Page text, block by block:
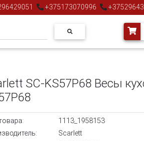
+375173070996
SC-KS57P68 Весы
1113_1958153
Scarlett